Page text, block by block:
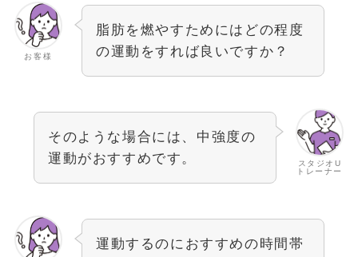
お客様
脂肪を燃やすためにはどの程度
の運動をすれば良いですか？
スタジオU
トレーナー
そのような場合には、中強度の
運動がおすすめです。
運動するのにおすすめの時間帯